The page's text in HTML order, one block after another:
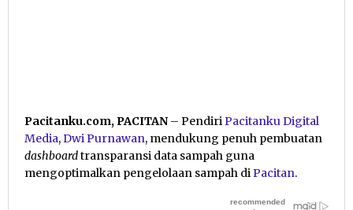
Pacitanku.com, PACITAN – PendiriPacitanku Digital
Media,Dwi Purnawan, mendukung penuh pembuatan
dashboardtransparansi data sampah guna
mengoptimalkan pengelolaan sampah diPacitan.